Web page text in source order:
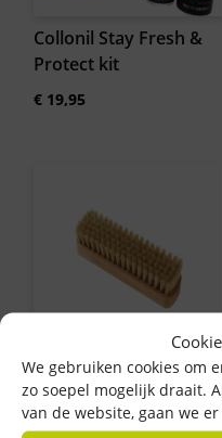
We gebruiken cookies om
zo soepel mogelijk draait.
van de website, gaan we
Collonil Stay Fresh &
Protect kit
€ 19,95
Collonil
Uitpoetsborstel wit 18
cm